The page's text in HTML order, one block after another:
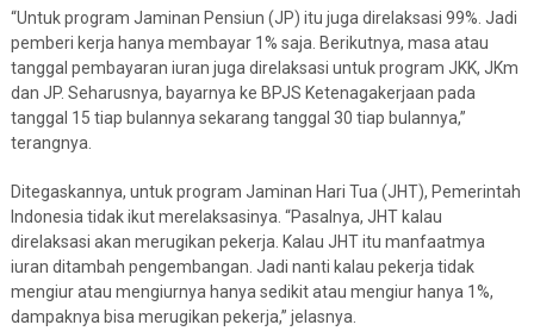
“Untuk program Jaminan Pensiun (JP) itu juga direlaksasi 99%. Jadi
pemberi kerja hanya membayar 1% saja. Berikutnya, masa atau
tanggal pembayaran iuran juga direlaksasi untuk program JKK, JKm
dan JP. Seharusnya, bayarnya ke BPJS Ketenagakerjaan pada
tanggal 15 tiap bulannya sekarang tanggal 30 tiap bulannya,”
terangnya.
Ditegaskannya, untuk program Jaminan Hari Tua (JHT), Pemerintah
Indonesia tidak ikut merelaksasinya. “Pasalnya, JHT kalau
direlaksasi akan merugikan pekerja. Kalau JHT itu manfaatmya
iuran ditambah pengembangan. Jadi nanti kalau pekerja tidak
mengiur atau mengiurnya hanya sedikit atau mengiur hanya 1%,
dampaknya bisa merugikan pekerja,” jelasnya.